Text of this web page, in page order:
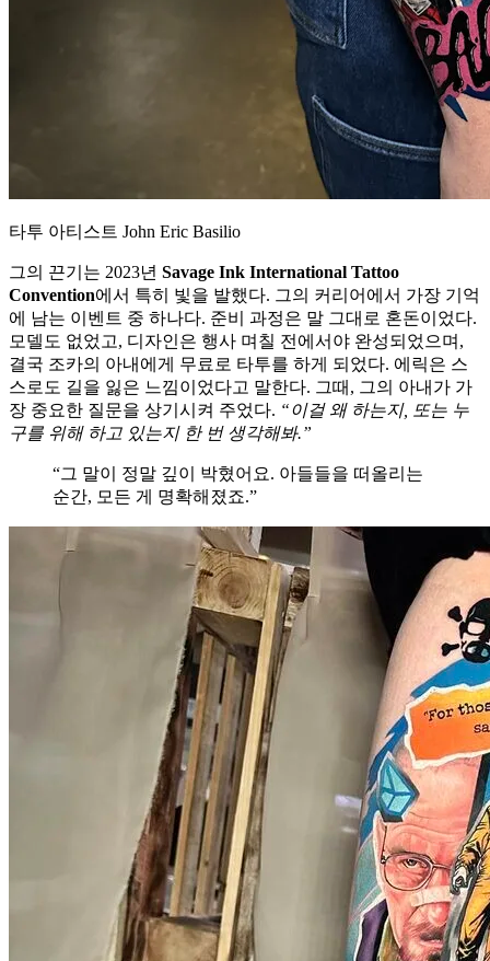
타투 아티스트 John Eric Basilio
그의 끈기는 2023년 Savage Ink International Tattoo
Convention에서 특히 빛을 발했다. 그의 커리어에서 가장 기억
에 남는 이벤트 중 하나다. 준비 과정은 말 그대로 혼돈이었다.
모델도 없었고, 디자인은 행사 며칠 전에서야 완성되었으며,
결국 조카의 아내에게 무료로 타투를 하게 되었다. 에릭은 스
스로도 길을 잃은 느낌이었다고 말한다. 그때, 그의 아내가 가
장 중요한 질문을 상기시켜 주었다. “이걸 왜 하는지, 또는 누
구를 위해 하고 있는지 한 번 생각해봐.”
“그 말이 정말 깊이 박혔어요. 아들들을 떠올리는
순간, 모든 게 명확해졌죠.”